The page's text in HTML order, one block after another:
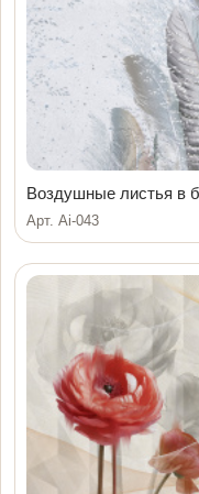
Воздушные листья в
Арт. Ai-043